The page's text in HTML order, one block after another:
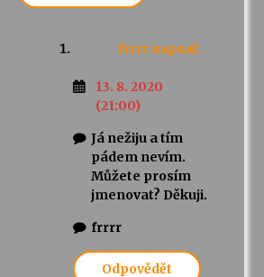
frrrr napsal:
13. 8. 2020
(21:00)
Já nežiju a tím
pádem nevím.
Můžete prosím
jmenovat? Děkuji.
frrrr
Odpovědět